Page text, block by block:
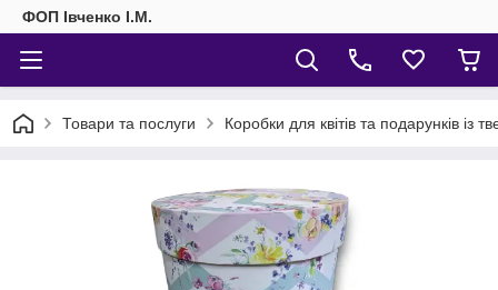
ФОП Івченко І.М.
Товари та послуги Коробки для квітів та подарунків із